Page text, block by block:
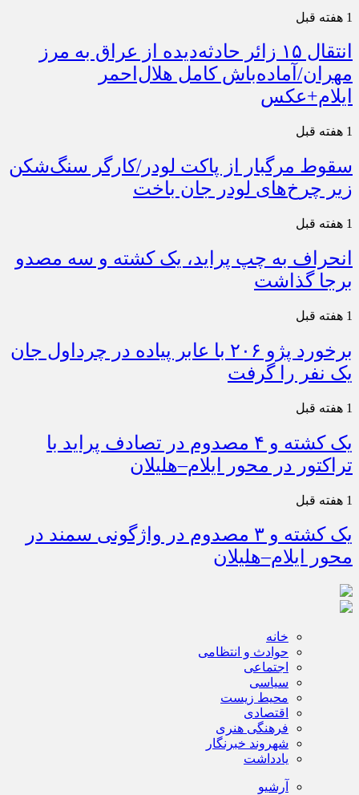
1 هفته قبل
انتقال ۱۵ زائر حادثه‌دیده از عراق به مرز
مهران/آماده‌باش کامل هلال‌احمر
ایلام+عکس
1 هفته قبل
سقوط مرگبار از پاکت لودر/کارگر سنگ‌شکن
زیر چرخ‌های لودر جان باخت
1 هفته قبل
انحراف به چپ پراید، یک کشته و سه مصدو
برجا گذاشت
1 هفته قبل
برخورد پژو ۲۰۶ با عابر پیاده در چرداول جان
یک نفر را گرفت
1 هفته قبل
یک کشته و ۴ مصدوم در تصادف پراید با
تراکتور در محور ایلام–هلیلان
1 هفته قبل
یک کشته و ۳ مصدوم در واژگونی سمند در
محور ایلام–هلیلان
خانه
حوادث و انتظامی
اجتماعی
سیاسی
محیط زیست
اقتصادی
فرهنگی هنری
شهروند خبرنگار
یادداشت
آرشیو